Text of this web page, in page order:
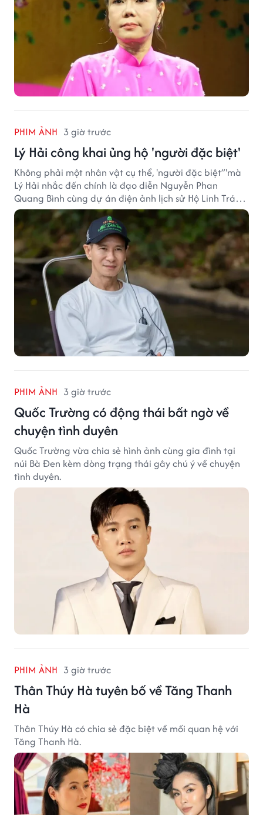
PHIM ẢNH 3 giờ trước
Lý Hải công khai ủng hộ 'người đặc biệt'
Không phải một nhân vật cụ thể, 'người đặc biệt”'mà
Lý Hải nhắc đến chính là đạo diễn Nguyễn Phan
Quang Bình cùng dự án điện ảnh lịch sử Hộ Linh Tráng
Sĩ: Bí Ẩn Mộ Vua Đinh.
PHIM ẢNH 3 giờ trước
Quốc Trường có động thái bất ngờ về
chuyện tình duyên
Quốc Trường vừa chia sẻ hình ảnh cùng gia đình tại
núi Bà Đen kèm dòng trạng thái gây chú ý về chuyện
tình duyên.
PHIM ẢNH 3 giờ trước
Thân Thúy Hà tuyên bố về Tăng Thanh
Hà
Thân Thúy Hà có chia sẻ đặc biệt về mối quan hệ với
Tăng Thanh Hà.